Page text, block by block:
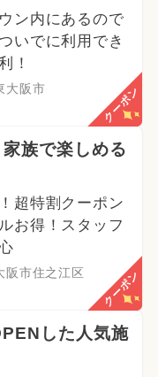
ン内にあるので
いでに利用でき
！
大阪市 クーポン
族で楽しめる
超特割クーポン
お得！スタッフ
阪市住之江区 クーポン
した人気施